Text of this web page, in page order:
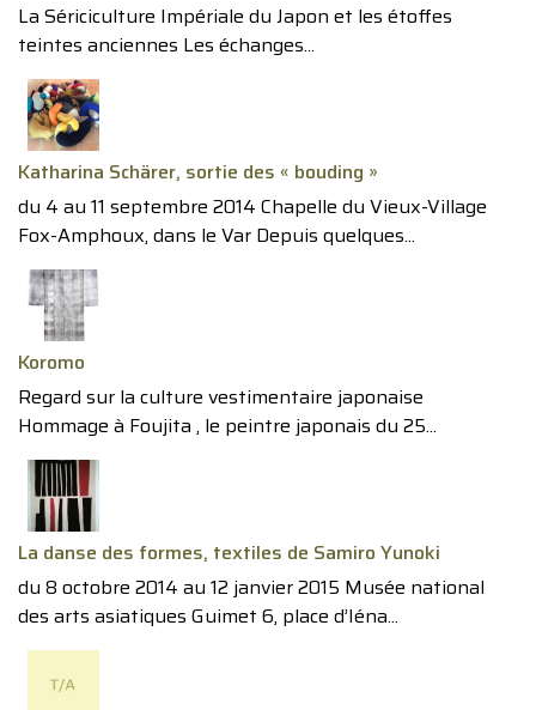
La Sériciculture Impériale du Japon et les étoffes
teintes anciennes Les échanges...
Katharina Schärer, sortie des « bouding »
du 4 au 11 septembre 2014 Chapelle du Vieux-Village
Fox-Amphoux, dans le Var Depuis quelques...
Koromo
Regard sur la culture vestimentaire japonaise
Hommage à Foujita , le peintre japonais du 25...
La danse des formes, textiles de Samiro Yunoki
du 8 octobre 2014 au 12 janvier 2015 Musée national
des arts asiatiques Guimet 6, place d’Iéna...